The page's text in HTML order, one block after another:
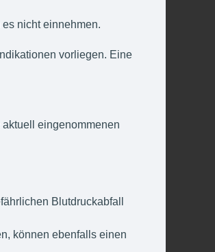
nicht einnehmen.
vorliegen. Eine
eingenommenen
Blutdruckabfall
können ebenfalls einen